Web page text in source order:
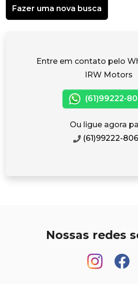
Fazer uma nova busca
Entre em contato pelo
IRW Motors
(61)99222-
Ou ligue agora
(61)99222-
Nossas redes